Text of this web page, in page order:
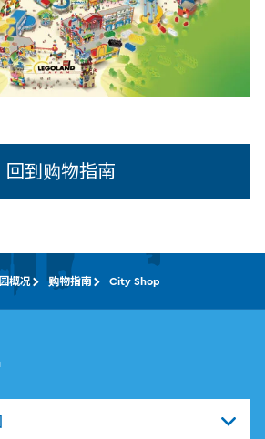
回到购物指南
概况 购物指南 City Shop